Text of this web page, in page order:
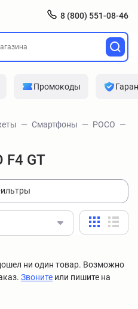
8 (800) 551-08-46
Промокоды
Смартфоны
POCO
GT
ни один товар. Возможно
Звоните или пишите на